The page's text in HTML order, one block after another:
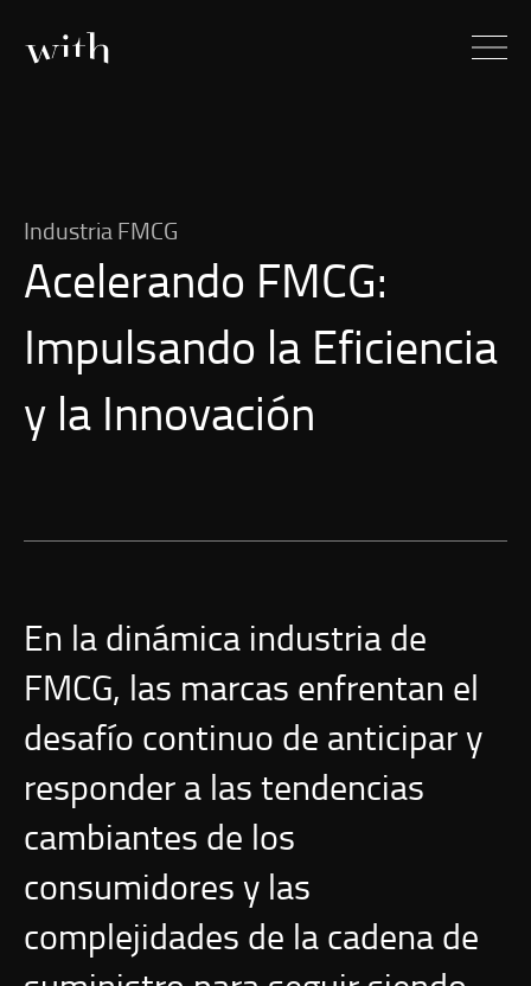
Industria FMCG
Acelerando FMCG:
Impulsando la Eficiencia
y la Innovación
En la dinámica industria de
FMCG, las marcas enfrentan el
desafío continuo de anticipar y
responder a las tendencias
cambiantes de los
consumidores y las
complejidades de la cadena de